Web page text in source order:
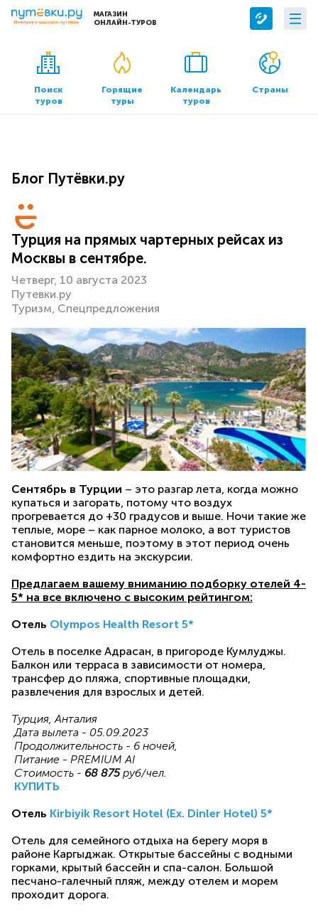
МАГАЗИН
ОНЛАЙН-ТУРОВ
Сервисы
Бронирование отелей
Трансфер
О компании
О нас
Контакты
Офисы продаж
Поиск
туров
Горящие
туры
Календарь
туров
Страны
Блог Путёвки.ру
Турция на прямых чартерных рейсах из
Москвы в сентябре.
Четверг, 10 августа 2023
Путевки.ру
Туризм Спецпредложения
Сентябрь в Турции – это разгар лета, когда можно
купаться и загорать, потому что воздух
прогревается до +30 градусов и выше. Ночи такие же
теплые, море – как парное молоко, а вот туристов
становится меньше, поэтому в этот период очень
комфортно ездить на экскурсии.
Предлагаем вашему вниманию подборку отелей 4-
5* на все включено с высоким рейтингом:
Отель Olympos Health Resort 5*
Отель в поселке Адрасан, в пригороде Кумлуджы.
Балкон или терраса в зависимости от номера,
трансфер до пляжа, спортивные площадки,
развлечения для взрослых и детей.
Турция, Анталия
Дата вылета - 05.09.2023
Продолжительность - 6 ночей,
Питание - PREMIUM AI
Стоимость - 68 875руб/чел.
КУПИТЬ
Отель Kirbiyik Resort Hotel (Ex. Dinler Hotel) 5*
Отель для семейного отдыха на берегу моря в
районе Каргыджак. Открытые бассейны с водными
горками, крытый бассейн и спа-салон. Большой
песчано-галечный пляж, между отелем и морем
проходит дорога.